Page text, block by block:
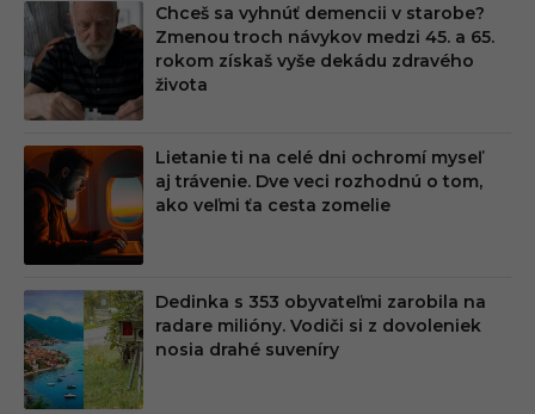
Chceš sa vyhnúť demencii v starobe?
Zmenou troch návykov medzi 45. a 65.
rokom získaš vyše dekádu zdravého
života
Lietanie ti na celé dni ochromí myseľ
aj trávenie. Dve veci rozhodnú o tom,
ako veľmi ťa cesta zomelie
Dedinka s 353 obyvateľmi zarobila na
radare milióny. Vodiči si z dovoleniek
nosia drahé suveníry